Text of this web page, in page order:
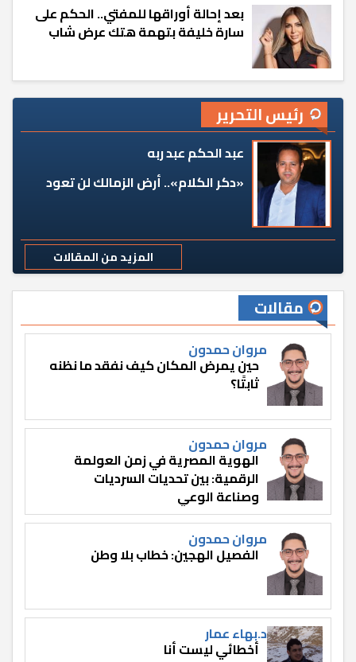
بعد إحالة أوراقها للمفتي.. الحكم على
سارة خليفة بتهمة هتك عرض شاب
رئيس التحرير
عبد الحكم عبد ربه
«دكر الكلام».. أرض الزمالك لن تعود
المزيد من المقالات
مقالات
مروان حمدون
حين يمرض المكان كيف نفقد ما نظنه
ثابتًا؟
مروان حمدون
الهوية المصرية في زمن العولمة
الرقمية: بين تحديات السرديات
وصناعة الوعي
مروان حمدون
الفصيل الهجين: خطاب بلا وطن
د.بهاء عمار
أخطائي ليست أنا